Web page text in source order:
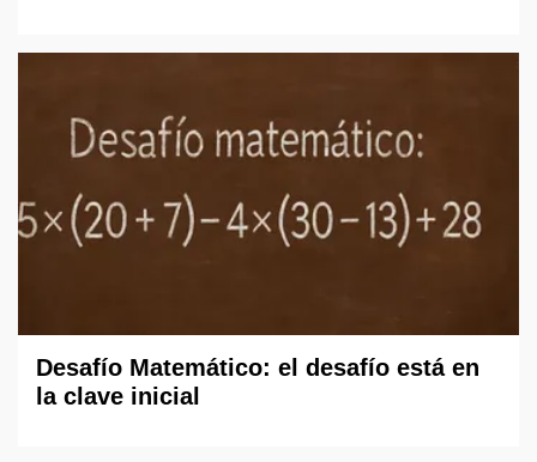
Desafío Matemático: el desafío está en
la clave inicial